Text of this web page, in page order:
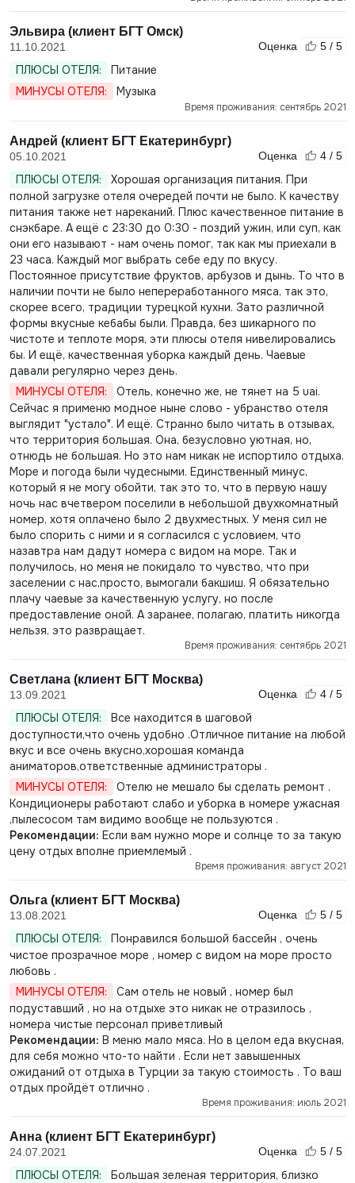
Эльвира (клиент БГТ Омск)
11.10.2021 Оценка 5 / 5
ПЛЮСЫ ОТЕЛЯ:
Питание
МИНУСЫ ОТЕЛЯ:
Музыка
Время проживания: сентябрь 2021
Андрей (клиент БГТ Екатеринбург)
05.10.2021 Оценка 4 / 5
ПЛЮСЫ ОТЕЛЯ:
Хорошая организация питания. При
полной загрузке отеля очередей почти не было. К качеству
питания также нет нареканий. Плюс качественное питание в
снэкбаре. А ещё с 23:30 до 0:30 - поздий ужин, или суп, как
они его называют - нам очень помог, так как мы приехали в
23 часа. Каждый мог выбрать себе еду по вкусу.
Постоянное присутствие фруктов, арбузов и дынь. То что в
наличии почти не было непереработанного мяса, так это,
скорее всего, традиции турецкой кухни. Зато различной
формы вкусные кебабы были. Правда, без шикарного по
чистоте и теплоте моря, эти плюсы отеля нивелировались
бы. И ещё, качественная уборка каждый день. Чаевые
давали регулярно через день.
МИНУСЫ ОТЕЛЯ:
Отель, конечно же, не тянет на 5 uai.
Сейчас я применю модное ныне слово - убранство отеля
выглядит "устало". И ещё. Странно было читать в отзывах,
что территория большая. Она, безусловно уютная, но,
отнюдь не большая. Но это нам никак не испортило отдыха.
Море и погода были чудесными. Единственный минус,
который я не могу обойти, так это то, что в первую нашу
ночь нас вчетвером поселили в небольшой двухкомнатный
номер, хотя оплачено было 2 двухместных. У меня сил не
было спорить с ними и я согласился с условием, что
назавтра нам дадут номера с видом на море. Так и
получилось, но меня не покидало то чувство, что при
заселении с нас,просто, вымогали бакшиш. Я обязательно
плачу чаевые за качественную услугу, но после
предоставление оной. А заранее, полагаю, платить никогда
нельзя, это развращает.
Время проживания: сентябрь 2021
Светлана (клиент БГТ Москва)
13.09.2021 Оценка 4 / 5
ПЛЮСЫ ОТЕЛЯ:
Все находится в шаговой
доступности,что очень удобно .Отличное питание на любой
вкус и все очень вкусно,хорошая команда
аниматоров,ответственные администраторы .
МИНУСЫ ОТЕЛЯ:
Отелю не мешало бы сделать ремонт .
Кондиционеры работают слабо и уборка в номере ужасная
,пылесосом там видимо вообще не пользуются .
Рекомендации: Если вам нужно море и солнце то за такую
цену отдых вполне приемлемый .
Время проживания: август 2021
Ольга (клиент БГТ Москва)
13.08.2021 Оценка 5 / 5
ПЛЮСЫ ОТЕЛЯ:
Понравился большой бассейн , очень
чистое прозрачное море , номер с видом на море просто
любовь .
МИНУСЫ ОТЕЛЯ:
Сам отель не новый , номер был
подуставший , но на отдыхе это никак не отразилось ,
номера чистые персонал приветливый
Рекомендации: В меню мало мяса. Но в целом еда вкусная,
для себя можно что-то найти . Если нет завышенных
ожиданий от отдыха в Турции за такую стоимость . То ваш
отдых пройдёт отлично .
Время проживания: июль 2021
Анна (клиент БГТ Екатеринбург)
24.07.2021 Оценка 5 / 5
ПЛЮСЫ ОТЕЛЯ:
Большая зеленая территория, близко